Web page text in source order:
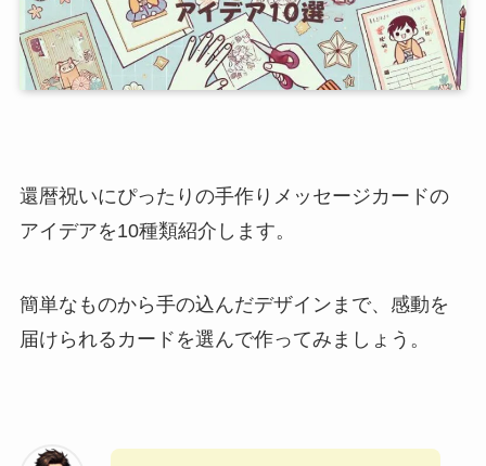
還暦祝いにぴったりの手作りメッセージカードの
アイデアを10種類紹介します。
簡単なものから手の込んだデザインまで、感動を
届けられるカードを選んで作ってみましょう。